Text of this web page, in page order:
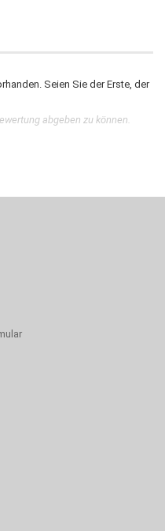
Seien Sie der Erste, der
abgeben zu können.